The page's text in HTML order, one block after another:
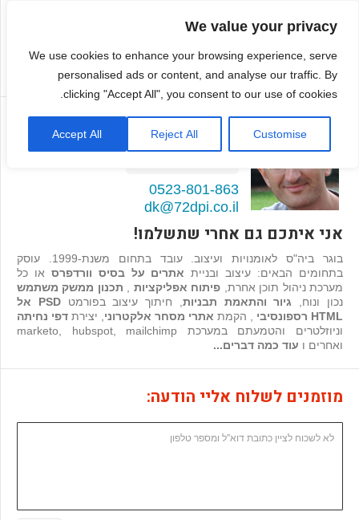
We value your privacy
We use cookies to enhance your browsing experience, serve
personalised ads or content, and analyse our traffic. By
clicking "Accept All", you consent to our use of cookies.
Customise
Reject All
Accept All דמיטרי קגן
בונה אתרים ואפליקציות
0523-801-863
dk@72dpi.co.il
אני איתכם גם אחרי שתשלמו!
בוגר ביה"ס לאומנויות ועיצוב. עובד בתחום משנת-1999. עוסק
בתחומים הבאים: עיצוב ובניית אתרים על בסיס וורדפרס או כל
מערכת ניהול תוכן אחרת, פיתוח אפליקציות
תכנון ממשק משתמש
נכון ונוח, גיור והתאמת תבניות , חיתוך עיצוב בפורמט
PSD אל
HTML רספונסיבי
, הקמת אתרי מסחר אלקטרוני , יצירת דפי נחיתה
וניוזלטרים והטמעתם במערכת marketo, hubspot, mailchimp
ואחרים ו עוד כמה דברים...
מוזמנים לשלוח אליי הודעה: